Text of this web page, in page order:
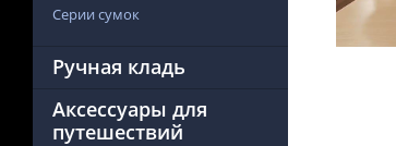
Серии сумок
Ручная кладь
Аксессуары для
путешествий